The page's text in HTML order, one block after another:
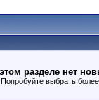
разделе нет
Попробуйте выбрать